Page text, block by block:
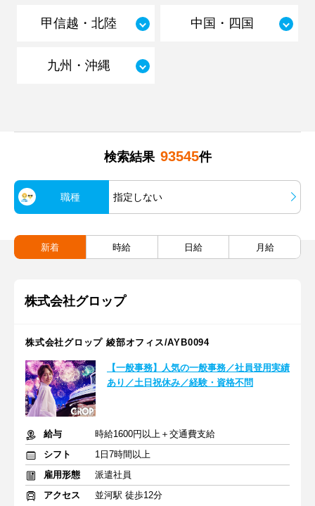
甲信越・北陸 中国・四国
九州・沖縄
検索結果 93545件
職種 指定しない
新着 時給 日給 月給
株式会社グロップ
株式会社グロップ 綾部オフィス/AYB0094
【一般事務】人気の一般事務／社員登用実績
あり／土日祝休み／経験・資格不問
給与
時給1600円以上＋交通費支給
シフト
1日7時間以上
雇用形態
派遣社員
アクセス
並河駅 徒歩12分